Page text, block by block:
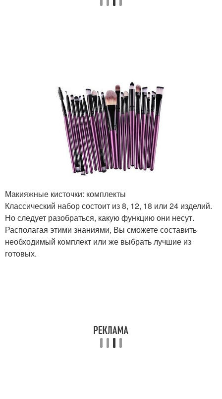
Макияжные кисточки: комплекты
Классический набор состоит из 8, 12, 18 или 24 изделий.
Но следует разобраться, какую функцию они несут.
Располагая этими знаниями, Вы сможете составить
необходимый комплект или же выбрать лучшие из
готовых.